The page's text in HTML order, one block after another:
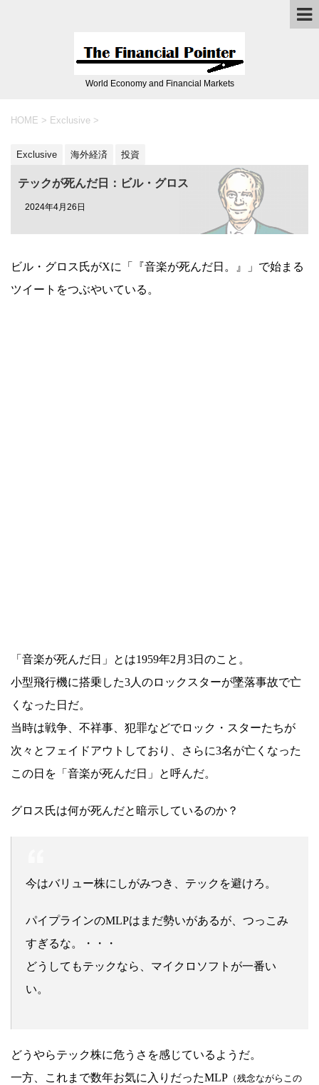
World Economy and Financial Markets
HOME > Exclusive >
Exclusive 海外経済 投資
テックが死んだ日：ビル・グロス
2024年4月26日
ビル・グロス氏がXに「『音楽が死んだ日。』」で始まる
ツイートをつぶやいている。
「音楽が死んだ日」とは1959年2月3日のこと。
小型飛行機に搭乗した3人のロックスターが墜落事故で亡
くなった日だ。
当時は戦争、不祥事、犯罪などでロック・スターたちが
次々とフェイドアウトしており、さらに3名が亡くなった
この日を「音楽が死んだ日」と呼んだ。
グロス氏は何が死んだと暗示しているのか？
今はバリュー株にしがみつき、テックを避けろ。
パイプラインのMLPはまだ勢いがあるが、つっこみ
すぎるな。・・・
どうしてもテックなら、マイクロソフトが一番い
い。
どうやらテック株に危うさを感じているようだ。
一方、これまで数年お気に入りだったMLP （残念ながらこの